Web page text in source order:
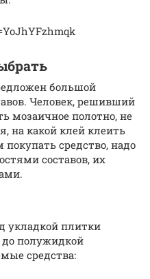
большой
Человек, решивший
мозаичное полотно, не
на какой клей клеить
средство, надо
составов, их
укладкой плитки
до полужидкой
средства: